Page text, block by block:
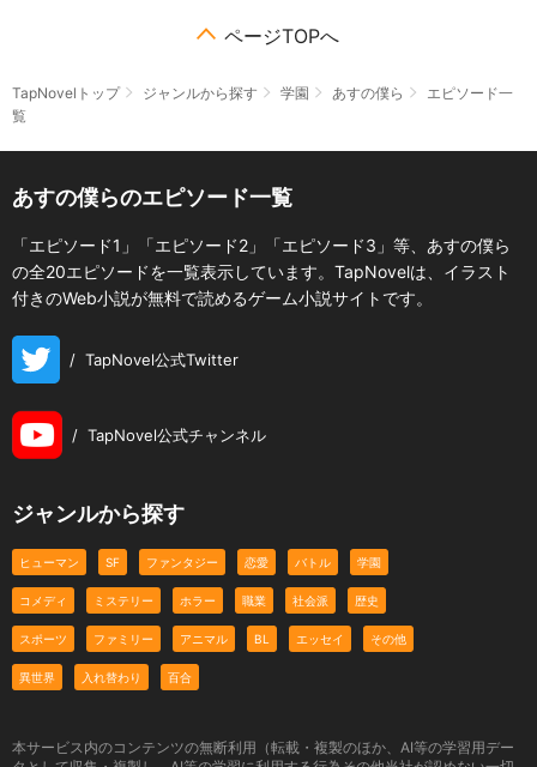
ページTOPへ
TapNovelトップ ジャンルから探す 学園 あすの僕ら
エピソード一
覧
あすの僕らのエピソード一覧
「エピソード1」「エピソード2」「エピソード3」等、あすの僕ら
の全20エピソードを一覧表示しています。TapNovelは、イラスト
付きのWeb小説が無料で読めるゲーム小説サイトです。
/ TapNovel公式Twitter
/ TapNovel公式チャンネル
ジャンルから探す
ヒューマン SF ファンタジー 恋愛 バトル 学園
コメディ ミステリー ホラー 職業 社会派 歴史
スポーツ ファミリー アニマル BL エッセイ その他
異世界 入れ替わり 百合
本サービス内のコンテンツの無断利用（転載・複製のほか、AI等の学習用デー